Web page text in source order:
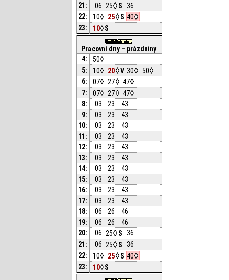
21:
06 25 S
36
22:
10 25 S 40
23:
10 S
Pracovní dny – prázdniny
4:
50
5:
10 20 V 30
50
6:
07 27
47
7:
07 27
47
8:
03 23
43
9:
03 23
43
10:
03 23
43
11:
03 23
43
12:
03 23
43
13:
03 23
43
14:
03 23
43
15:
03 23
43
16:
03 23
43
17:
03 23
43
18:
06 26
46
19:
06 26
46
20:
06 25 S
36
21:
06 25 S
36
22:
10 25 S 40
23:
10 S